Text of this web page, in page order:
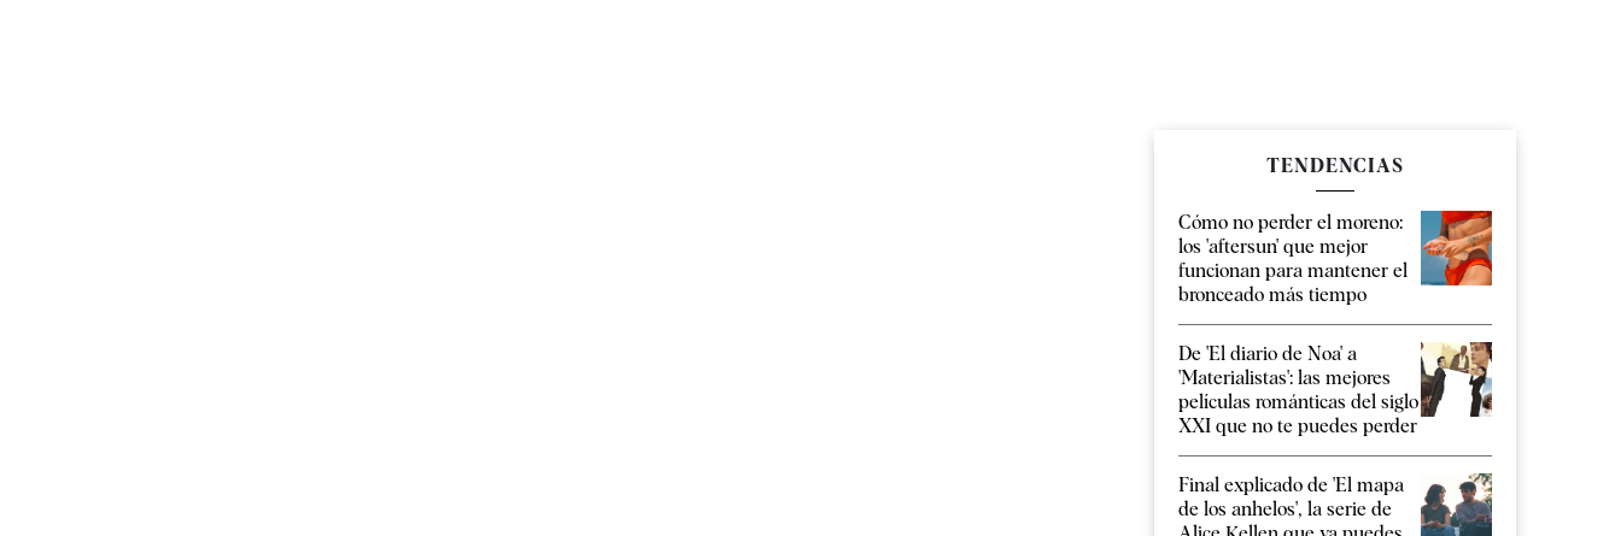
TENDENCIAS
Cómo no perder el moreno:
los 'aftersun' que mejor
funcionan para mantener el
bronceado más tiempo
De 'El diario de Noa' a
'Materialistas': las mejores
películas románticas del siglo
XXI que no te puedes perder
Final explicado de 'El mapa
de los anhelos', la serie de